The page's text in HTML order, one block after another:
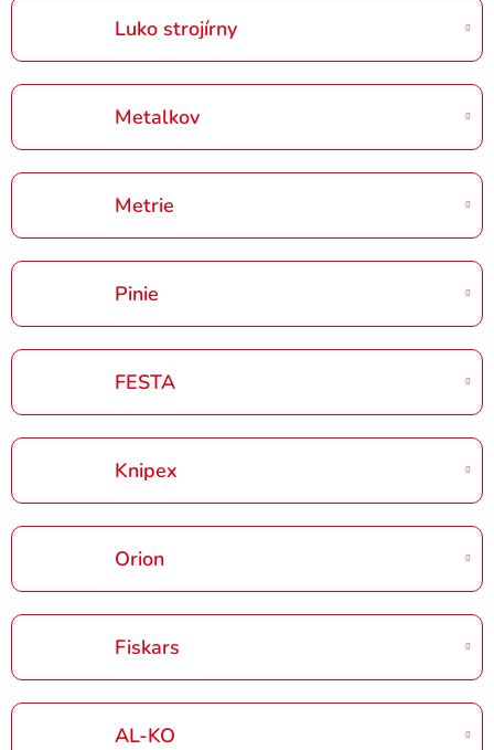
Luko strojírny
Metalkov
Metrie
Pinie
FESTA
Knipex
Orion
Fiskars
AL-KO